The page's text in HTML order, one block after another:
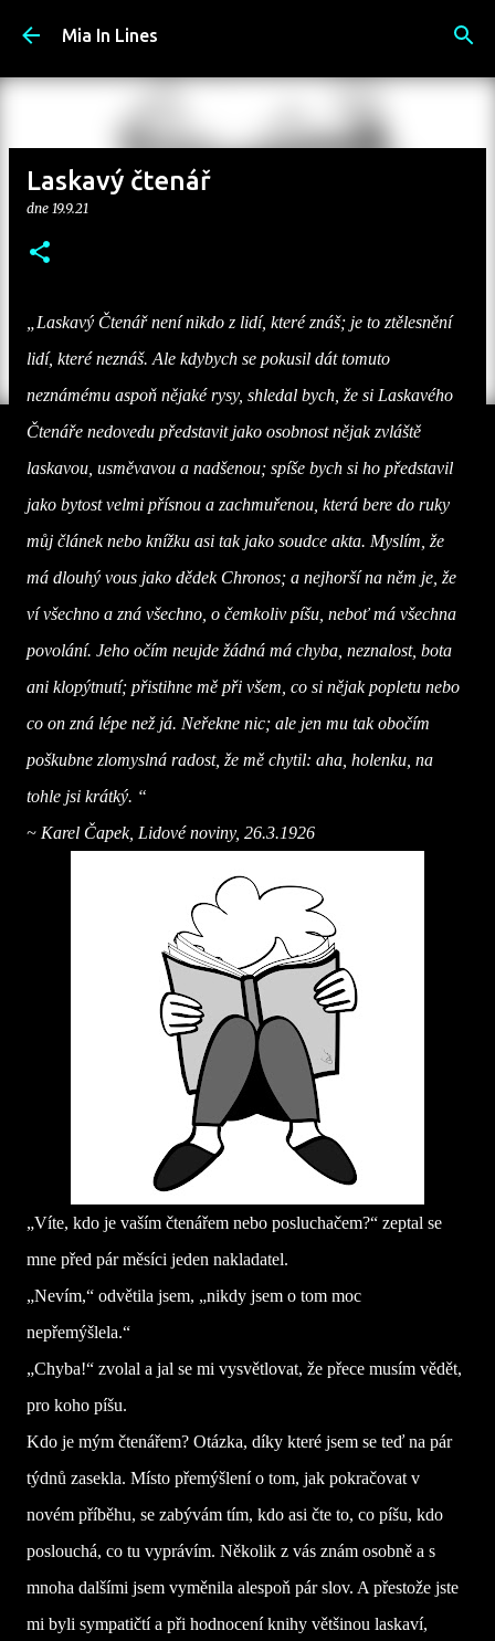
Přeskočit na hlavní obsah
Mia In Lines
Laskavý čtenář
dne 19.9.21
„Laskavý Čtenář není nikdo z lidí, které znáš; je to ztělesnění
lidí, které neznáš. Ale kdybych se pokusil dát tomuto
neznámému aspoň nějaké rysy, shledal bych, že si Laskavého
Čtenáře nedovedu představit jako osobnost nějak zvláště
laskavou, usměvavou a nadšenou; spíše bych si ho představil
jako bytost velmi přísnou a zachmuřenou, která bere do ruky
můj článek nebo knížku asi tak jako soudce akta. Myslím, že
má dlouhý vous jako dědek Chronos; a nejhorší na něm je, že
ví všechno a zná všechno, o čemkoliv píšu, neboť má všechna
povolání. Jeho očím neujde žádná má chyba, neznalost, bota
ani klopýtnutí; přistihne mě při všem, co si nějak popletu nebo
co on zná lépe než já. Neřekne nic; ale jen mu tak obočím
poškubne zlomyslná radost, že mě chytil: aha, holenku, na
tohle jsi krátký. “
~ Karel Čapek, Lidové noviny, 26.3.1926
„Víte, kdo je vaším čtenářem nebo posluchačem?“ zeptal se
mne před pár měsíci jeden nakladatel.
„Nevím,“ odvětila jsem, „nikdy jsem o tom moc
nepřemýšlela.“
„Chyba!“ zvolal a jal se mi vysvětlovat, že přece musím vědět,
pro koho píšu.
Kdo je mým čtenářem? Otázka, díky které jsem se teď na pár
týdnů zasekla. Místo přemýšlení o tom, jak pokračovat v
novém příběhu, se zabývám tím, kdo asi čte to, co píšu, kdo
poslouchá, co tu vyprávím. Několik z vás znám osobně a s
mnoha dalšími jsem vyměnila alespoň pár slov. A přestože jste
mi byli sympatičtí a při hodnocení knihy většinou laskaví,